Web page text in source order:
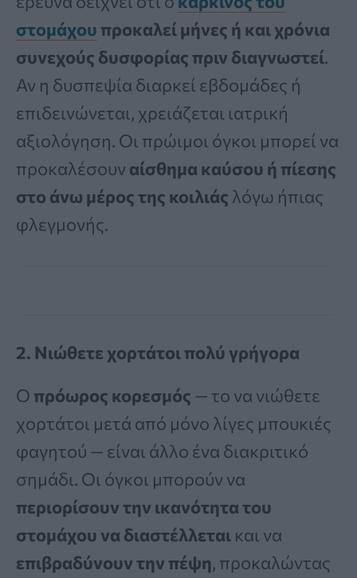
στομάχου προκαλεί μήνες ή και χρόνια
συνεχούς δυσφορίας πριν διαγνωστεί.
Αν η δυσπεψία διαρκεί εβδομάδες ή
επιδεινώνεται, χρειάζεται ιατρική
αξιολόγηση. Οι πρώιμοι όγκοι μπορεί να
προκαλέσουν αίσθημα καύσου ή πίεσης
στο άνω μέρος της κοιλιάς λόγω ήπιας
φλεγμονής.
2. Νιώθετε χορτάτοι πολύ γρήγορα
Ο πρόωρος κορεσμός — το να νιώθετε
χορτάτοι μετά από μόνο λίγες μπουκιές
φαγητού — είναι άλλο ένα διακριτικό
σημάδι. Οι όγκοι μπορούν να
περιορίσουν την ικανότητα του
στομάχου να διαστέλλεται και να
επιβραδύνουν την πέψη, προκαλώντας